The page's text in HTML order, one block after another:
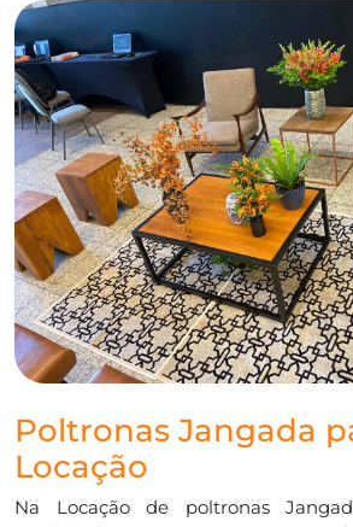
Poltronas Jangada
Locação
Na Locação de poltronas